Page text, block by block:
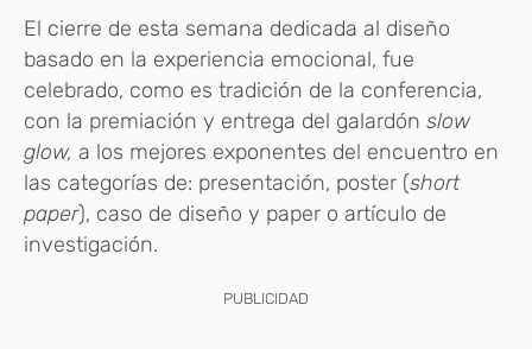
El cierre de esta semana dedicada al diseño
basado en la experiencia emocional, fue
celebrado, como es tradición de la conferencia,
con la premiación y entrega del galardón slow
glow, a los mejores exponentes del encuentro en
las categorías de: presentación, poster (short
paper), caso de diseño y paper o artículo de
investigación.
PUBLICIDAD